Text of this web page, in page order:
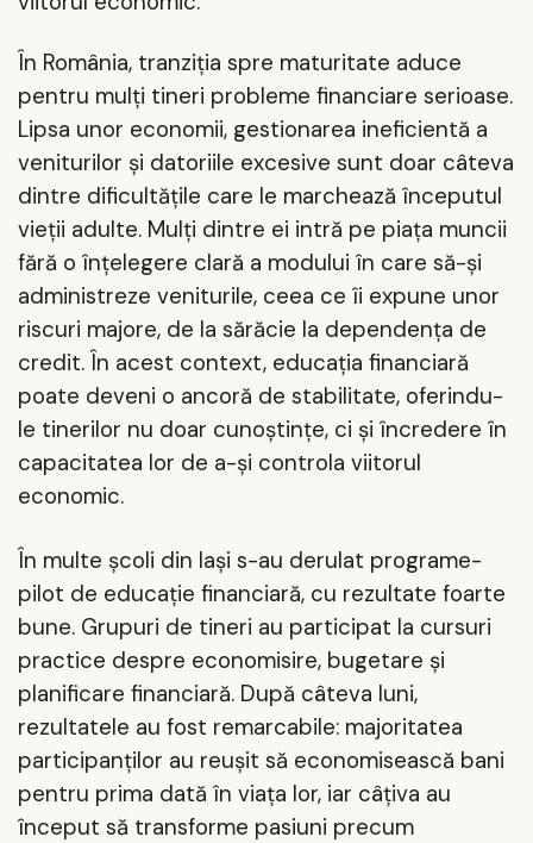
În România, tranziția spre maturitate aduce
pentru mulți tineri probleme financiare serioase.
Lipsa unor economii, gestionarea ineficientă a
veniturilor și datoriile excesive sunt doar câteva
dintre dificultățile care le marchează începutul
vieții adulte. Mulți dintre ei intră pe piața muncii
fără o înțelegere clară a modului în care să-și
administreze veniturile, ceea ce îi expune unor
riscuri majore, de la sărăcie la dependența de
credit. În acest context, educația financiară
poate deveni o ancoră de stabilitate, oferindu-
le tinerilor nu doar cunoștințe, ci și încredere în
capacitatea lor de a-și controla viitorul
economic.
În multe școli din Iași s-au derulat programe-
pilot de educație financiară, cu rezultate foarte
bune. Grupuri de tineri au participat la cursuri
practice despre economisire, bugetare și
planificare financiară. După câteva luni,
rezultatele au fost remarcabile: majoritatea
participanților au reușit să economisească bani
pentru prima dată în viața lor, iar câțiva au
început să transforme pasiuni precum